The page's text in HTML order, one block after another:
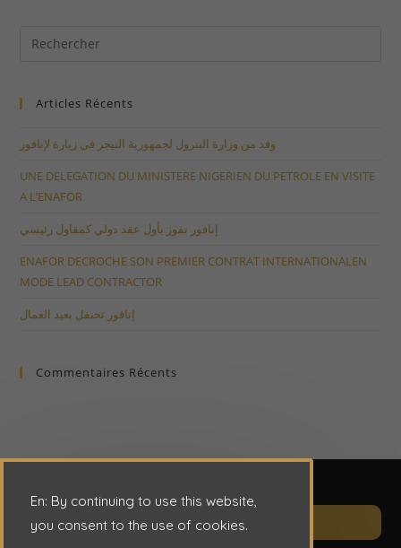
Articles Récents
وفد من وزارة البترول لجمهورية النيجر في زيارة لإنافور
UNE DELEGATION DU MINISTERE NIGERIEN DU PETROLE EN VISITE
A L’ENAFOR
إنافور تفوز بأول عقد دولي كمقاول رئيسي
ENAFOR DECROCHE SON PREMIER CONTRAT INTERNATIONALEN
MODE LEAD CONTRACTOR
إنافور تحتفل بعيد العمال
Commentaires Récents
CONTACT
in
En: By continuing to use this website,
you consent to the use of cookies.